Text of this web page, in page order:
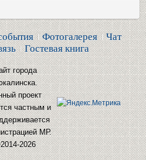
Фотогалерея
Чат
Гостевая книга
города
проект
частным и
МР.
2026